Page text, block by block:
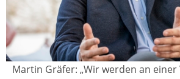
Martin Gräfer: „Wir werden an